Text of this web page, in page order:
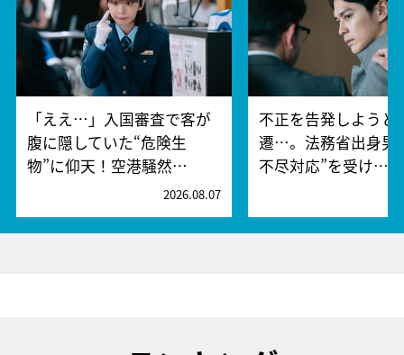
「ええ…」入国審査で客が
腹に隠していた“危険生
物”に仰天！空港騒然…
2026.08.07
不正を告発しようと
遷…。法務省出身男
不尽対応”を受け…